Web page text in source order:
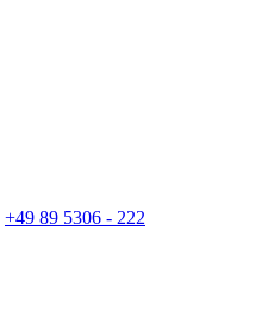
+49 89 5306 - 222